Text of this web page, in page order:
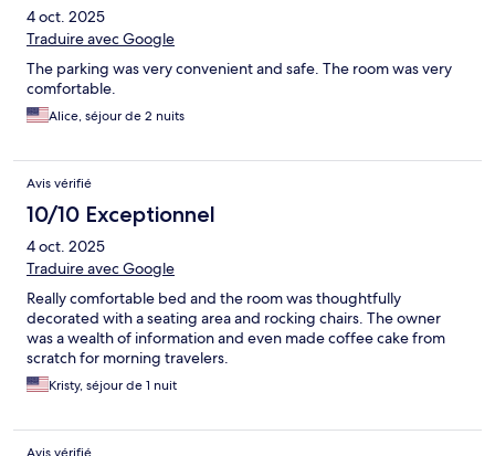
4 oct. 2025
Traduire avec Google
The parking was very convenient and safe. The room was very
comfortable.
Alice, séjour de 2 nuits
Avis vérifié
10/10 Exceptionnel
4 oct. 2025
Traduire avec Google
Really comfortable bed and the room was thoughtfully
decorated with a seating area and rocking chairs. The owner
was a wealth of information and even made coffee cake from
scratch for morning travelers.
Kristy, séjour de 1 nuit